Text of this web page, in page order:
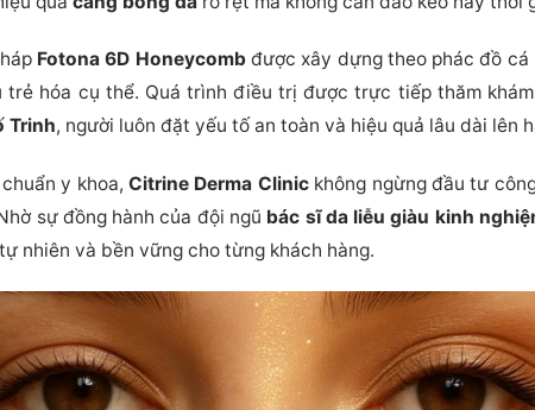
Fotona 6D Honeycombđược xây dựng theo phác đồ cá
hóa cụ thể. Quá trình điều trị được trực tiếp thăm
Trinh, người luôn đặt yếu tố an toàn và hiệu quả lâu dài lên
y khoa, Citrine Derma Clinickhông ngừng đầu tư
sự đồng hành của đội ngũ bác sĩ da liễu giàu kinh
nhiên và bền vững cho từng khách hàng.